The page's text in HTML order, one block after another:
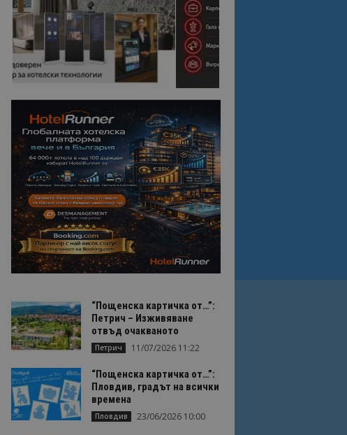
“Пощенска картичка от…”:
Петрич – Изживяване
отвъд очакваното
Петрич 11/07/2026 11:22
“Пощенска картичка от…”:
Пловдив, градът на всички
времена
Пловдив 23/06/2026 10:00